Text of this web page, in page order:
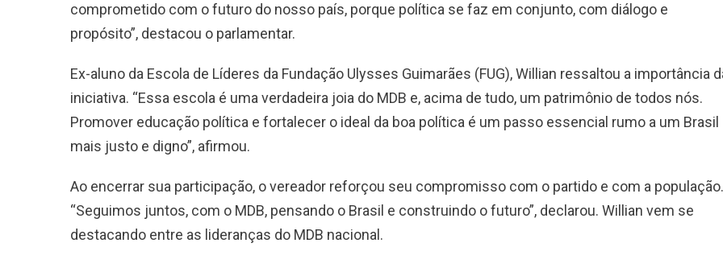
comprometido com o futuro do nosso país, porque política se faz em conjunto, com diálogo e
propósito”, destacou o parlamentar.
Ex-aluno da Escola de Líderes da Fundação Ulysses Guimarães (FUG), Willian ressaltou a importância
iniciativa. “Essa escola é uma verdadeira joia do MDB e, acima de tudo, um patrimônio de todos nós.
Promover educação política e fortalecer o ideal da boa política é um passo essencial rumo a um Brasil
mais justo e digno”, afirmou.
Ao encerrar sua participação, o vereador reforçou seu compromisso com o partido e com a população.
“Seguimos juntos, com o MDB, pensando o Brasil e construindo o futuro”, declarou. Willian vem se
destacando entre as lideranças do MDB nacional.